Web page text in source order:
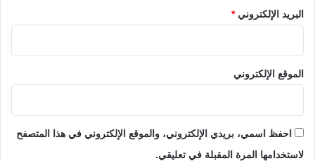
البريد الإلكتروني*
الموقع الإلكتروني
احفظ اسمي، بريدي الإلكتروني، والموقع الإلكتروني في هذا المتصفح
لاستخدامها المرة المقبلة في تعليقي.